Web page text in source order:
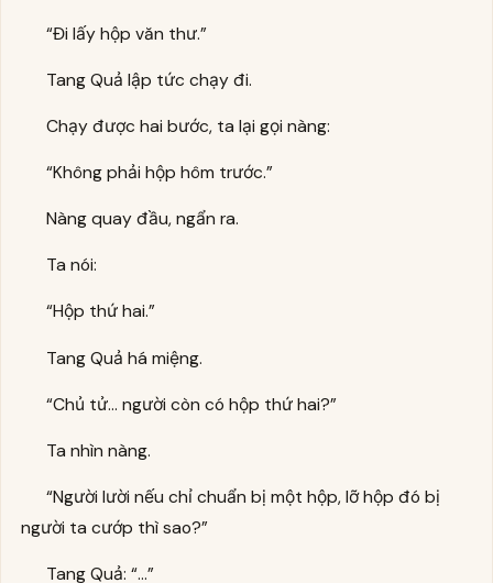
“Đi lấy hộp văn thư.”
Tang Quả lập tức chạy đi.
Chạy được hai bước, ta lại gọi nàng:
“Không phải hộp hôm trước.”
Nàng quay đầu, ngẩn ra.
Ta nói:
“Hộp thứ hai.”
Tang Quả há miệng.
“Chủ tử… người còn có hộp thứ hai?”
Ta nhìn nàng.
“Người lười nếu chỉ chuẩn bị một hộp, lỡ hộp đó bị
người ta cướp thì sao?”
Tang Quả: “…”